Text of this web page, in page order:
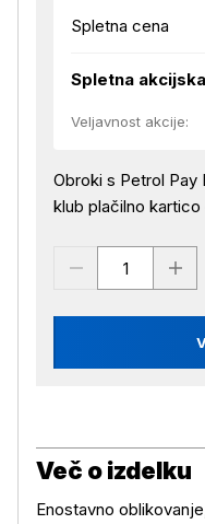
Spletna cena
Spletna
Veljavnost akcije:
Obroki s Petrol Pay
klub plačilno kartico
Več o izdelku
Enostavno